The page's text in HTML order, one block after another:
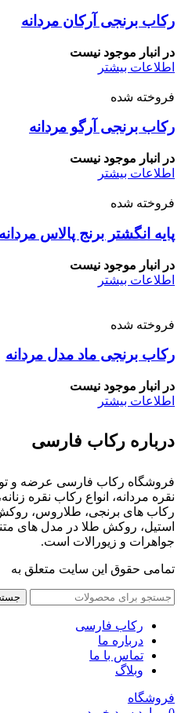
رکاب برنجی آرکان مردانه
در انبار موجود نیست
اطلاعات بیشتر
فروخته شده
رکاب برنجی آرگو مردانه
در انبار موجود نیست
اطلاعات بیشتر
فروخته شده
پایه انگشتر برنج پالاس مردانه
در انبار موجود نیست
اطلاعات بیشتر
فروخته شده
رکاب برنجی ماد مدل مردانه
در انبار موجود نیست
اطلاعات بیشتر
درباره رکاب فارسی
فروشگاه رکاب فارسی عرضه و
نقره مردانه، انواع رکاب نقره
رکاب های برنجی، طلاروس،
استیل، روکش طلا در مدل های
جواهرات و زیورالات است.
تمامی حقوق این سایت متعلق به
رکاب فارسی
درباره ما
تماس با ما
وبلاگ
فروشگاه